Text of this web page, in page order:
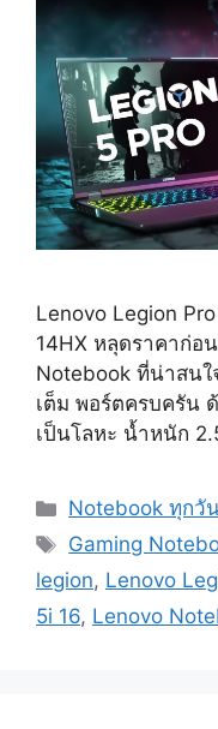
Lenovo Legion
14HX หลุดราคาก่อ
Notebook ที่น่าสนใ
เต็ม พอร์ตครบครัน
เป็นโลหะ น้ำหนัก
Categories
Notebook ทุกวั
Tags
Gaming
legion, Lenovo
5i 16, Lenovo